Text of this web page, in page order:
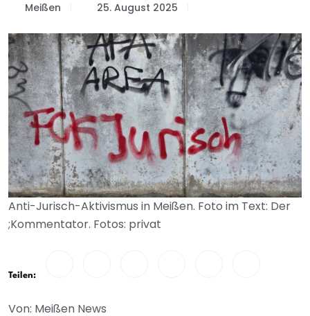
Meißen 25. August 2025
Anti-Jurisch-Aktivismus in Meißen. Foto im Text: Der
;Kommentator. Fotos: privat
Teilen:
Von: Meißen News